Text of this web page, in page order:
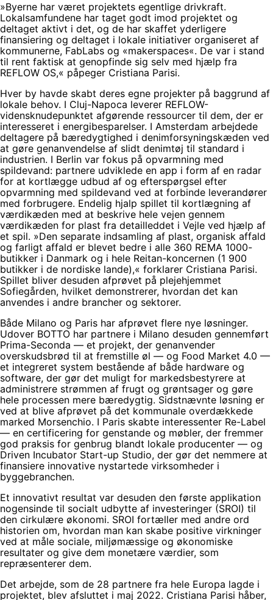
»Byerne har været projektets egentlige drivkraft.
Lokalsamfundene har taget godt imod projektet og
deltaget aktivt i det, og de har skaffet yderligere
finansiering og deltaget i lokale initiativer organiseret af
kommunerne, FabLabs og «makerspaces«. De var i stand
til rent faktisk at genopfinde sig selv med hjælp fra
REFLOW OS,« påpeger Cristiana Parisi.
Hver by havde skabt deres egne projekter på baggrund af
lokale behov. I Cluj-Napoca leverer REFLOW-
vidensknudepunktet afgørende ressourcer til dem, der er
interesseret i energibesparelser. I Amsterdam arbejdede
deltagere på bæredygtighed i denimforsyningskæden ved
at gøre genanvendelse af slidt denimtøj til standard i
industrien. I Berlin var fokus på opvarmning med
spildevand: partnere udviklede en app i form af en radar
for at kortlægge udbud af og efterspørgsel efter
opvarmning med spildevand ved at forbinde leverandører
med forbrugere. Endelig hjalp spillet til kortlægning af
værdikæden med at beskrive hele vejen gennem
værdikæden for plast fra detailleddet i Vejle ved hjælp af
et spil. »Den separate indsamling af plast, organisk affald
og farligt affald er blevet bedre i alle 360 REMA 1000-
butikker i Danmark og i hele Reitan-koncernen (1 900
butikker i de nordiske lande),« forklarer Cristiana Parisi.
Spillet bliver desuden afprøvet på plejehjemmet
Sofiegården, hvilket demonstrerer, hvordan det kan
anvendes i andre brancher og sektorer.
Både Milano og Paris har afprøvet flere nye løsninger.
Udover BOTTO har partnere i Milano desuden gennemført
Prima-Seconda — et projekt, der genanvender
overskudsbrød til at fremstille øl — og Food Market 4.0 —
et integreret system bestående af både hardware og
software, der gør det muligt for markedsbestyrere at
administrere strømmen af frugt og grøntsager og gøre
hele processen mere bæredygtig. Sidstnævnte løsning er
ved at blive afprøvet på det kommunale overdækkede
marked Morsenchio. I Paris skabte interessenter Re-Label
— en certificering for genstande og møbler, der fremmer
god praksis for genbrug blandt lokale producenter — og
Driven Incubator Start-up Studio, der gør det nemmere at
finansiere innovative nystartede virksomheder i
byggebranchen.
Et innovativt resultat var desuden den første applikation
nogensinde til socialt udbytte af investeringer (SROI) til
den cirkulære økonomi. SROI fortæller med andre ord
historien om, hvordan man kan skabe positive virkninger
ved at måle sociale, miljømæssige og økonomiske
resultater og give dem monetære værdier, som
repræsenterer dem.
Det arbejde, som de 28 partnere fra hele Europa lagde i
projektet, blev afsluttet i maj 2022. Cristiana Parisi håber,